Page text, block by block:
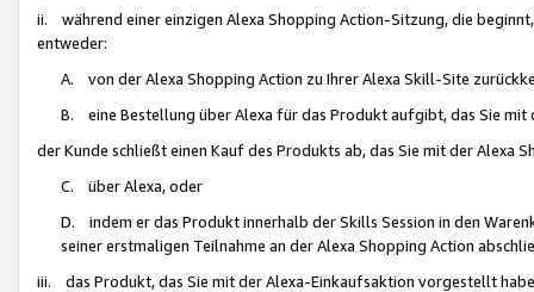
ii. während einer einzigen Alexa Shopping Action-Sitzung, die
entweder:
A. von der Alexa Shopping Action zu Ihrer Alexa Skill-Site
B. eine Bestellung über Alexa für das Produkt aufgibt, das Sie mit
der Kunde schließt einen Kauf des Produkts ab, das Sie mit der Alexa
C. über Alexa, oder
D. indem er das Produkt innerhalb der Skills Session in den
seiner erstmaligen Teilnahme an der Alexa Shopping Action
iii. das Produkt, das Sie mit der Alexa-Einkaufsaktion vorgestellt